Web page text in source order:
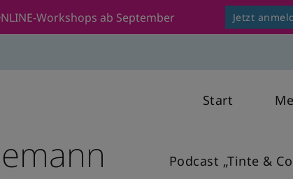
Workshops ab September Jetzt
Start
Podcast „Tinte &